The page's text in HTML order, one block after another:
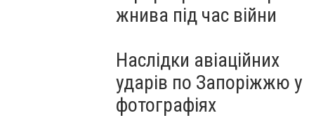
жнива під час війни
Наслідки авіаційних
ударів по Запоріжжю у
фотографіях